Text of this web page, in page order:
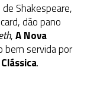
Shakespeare,
dão pano
,A Nova
bem servida por
.